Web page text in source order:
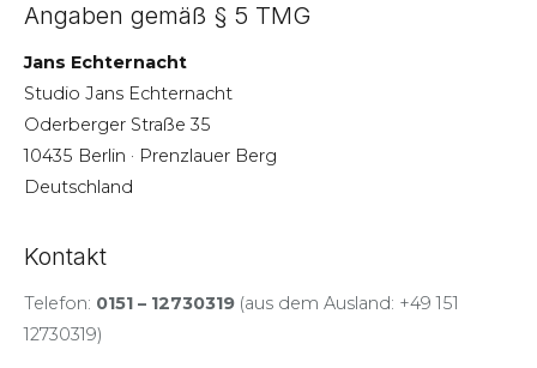
Angaben gemäß § 5 TMG
Jans Echternacht
Studio Jans Echternacht
Oderberger Straße 35
10435 Berlin · Prenzlauer Berg
Deutschland
Kontakt
Telefon: 0151 – 12730319 (aus dem Ausland: +49 151
12730319)